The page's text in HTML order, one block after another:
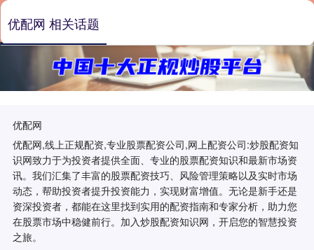
优配网
优配网,线上正规配资,专业股票配资公司,网上配资公司:炒股配资知
识网致力于为投资者提供全面、专业的股票配资知识和最新市场资
讯。我们汇集了丰富的股票配资技巧、风险管理策略以及实时市场
动态，帮助投资者提升投资能力，实现财富增值。无论是新手还是
资深投资者，都能在这里找到实用的配资指南和专家分析，助力您
在股票市场中稳健前行。加入炒股配资知识网，开启您的智慧投资
之旅。
优配网 相关话题